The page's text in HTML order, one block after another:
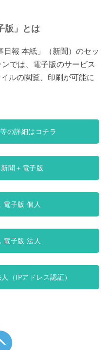
版」とは
日報 本紙」（新聞）のセッ
では、電子版のサービス
ルの閲覧、印刷が可能に
の詳細はコチラ
聞＋電子版
電子版 個人
電子版 法人
（IPアドレス認証）